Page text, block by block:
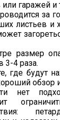
гаражей и
за
листьев и
размер
3-4 раза.
где будут
обзор
нет